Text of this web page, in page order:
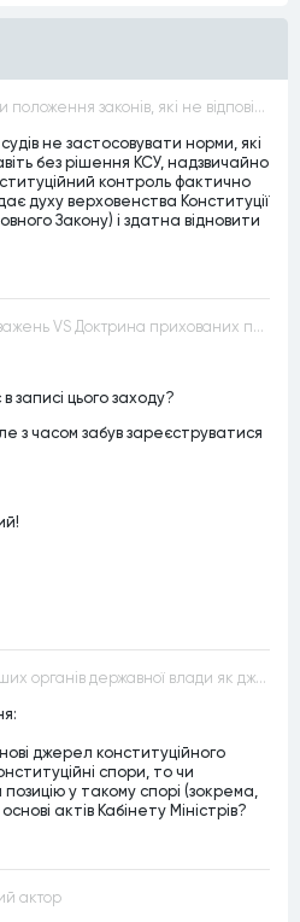
Суди не мають застосовувати положення законів, які не відповідають Конституції, незалежно від того, чи визнавалися вони Конституційним Судом України неконституційними, тобто закони, що суперечать Конституції України не можуть застосовуватися навіть у випадках, коли вони є чинними
не застосовувати норми, які
без рішення КСУ, надзвичайно
контроль фактично
духу верховенства Конституції
Закону) і здатна відновити
Доктрина виключних повноважень VS Доктрина прихованих повноважень
записі цього заходу?
з часом забув зареєструватися
Акти Кабінету Міністрів та інших органів державної влади як джерела конституційного права
джерел конституційного
спори, то чи
у такому спорі (зокрема,
актів Кабінету Міністрів?
актор